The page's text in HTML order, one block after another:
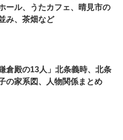
ール、うたカフェ、晴見市の
み、茶畑など
鎌倉殿の13人」北条義時、北条
の家系図、人物関係まとめ